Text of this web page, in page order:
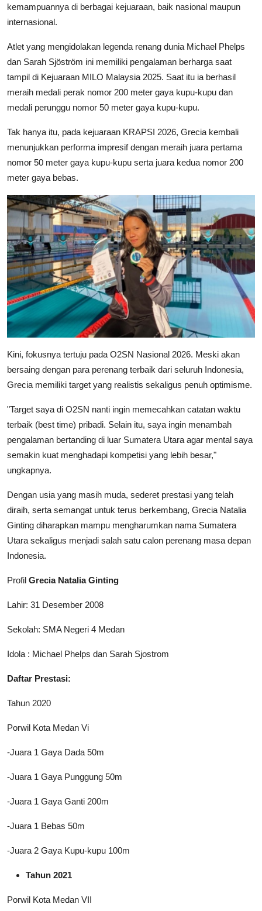
kemampuannya di berbagai kejuaraan, baik nasional maupun
internasional.
Atlet yang mengidolakan legenda renang dunia Michael Phelps
dan Sarah Sjöström ini memiliki pengalaman berharga saat
tampil di Kejuaraan MILO Malaysia 2025. Saat itu ia berhasil
meraih medali perak nomor 200 meter gaya kupu-kupu dan
medali perunggu nomor 50 meter gaya kupu-kupu.
Tak hanya itu, pada kejuaraan KRAPSI 2026, Grecia kembali
menunjukkan performa impresif dengan meraih juara pertama
nomor 50 meter gaya kupu-kupu serta juara kedua nomor 200
meter gaya bebas.
Kini, fokusnya tertuju pada O2SN Nasional 2026. Meski akan
bersaing dengan para perenang terbaik dari seluruh Indonesia,
Grecia memiliki target yang realistis sekaligus penuh optimisme.
"Target saya di O2SN nanti ingin memecahkan catatan waktu
terbaik (best time) pribadi. Selain itu, saya ingin menambah
pengalaman bertanding di luar Sumatera Utara agar mental saya
semakin kuat menghadapi kompetisi yang lebih besar,"
ungkapnya.
Dengan usia yang masih muda, sederet prestasi yang telah
diraih, serta semangat untuk terus berkembang, Grecia Natalia
Ginting diharapkan mampu mengharumkan nama Sumatera
Utara sekaligus menjadi salah satu calon perenang masa depan
Indonesia.
Profil Grecia Natalia Ginting
Lahir: 31 Desember 2008
Sekolah: SMA Negeri 4 Medan
Idola : Michael Phelps dan Sarah Sjostrom
Daftar Prestasi:
Tahun 2020
Porwil Kota Medan Vi
-Juara 1 Gaya Dada 50m
-Juara 1 Gaya Punggung 50m
-Juara 1 Gaya Ganti 200m
-Juara 1 Bebas 50m
-Juara 2 Gaya Kupu-kupu 100m
Tahun 2021
Porwil Kota Medan VII